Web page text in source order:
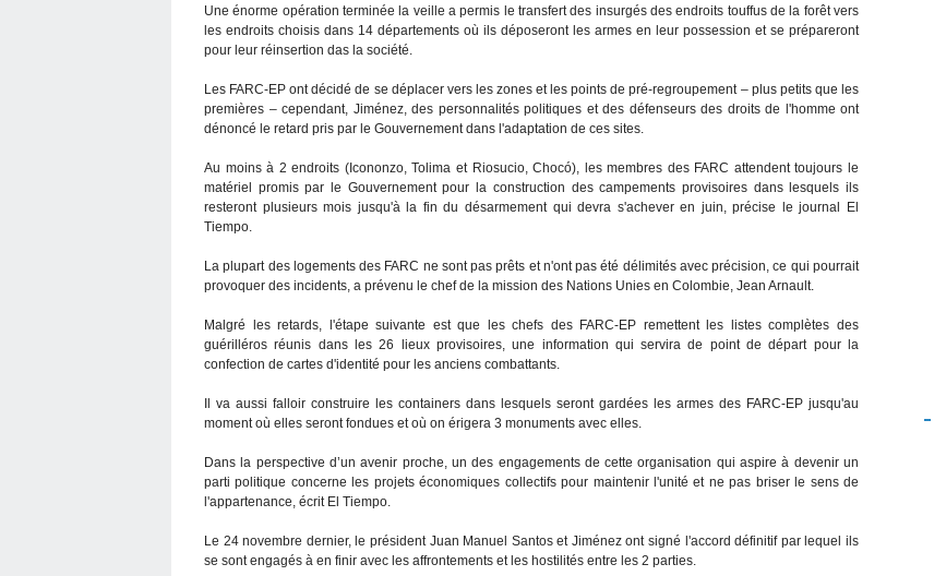
Une énorme opération terminée la veille a permis le transfert des insurgés des endroits touffus de la forêt vers
les endroits choisis dans 14 départements où ils déposeront les armes en leur possession et se prépareront
pour leur réinsertion das la société.
Les FARC-EP ont décidé de se déplacer vers les zones et les points de pré-regroupement – plus petits que les
premières – cependant, Jiménez, des personnalités politiques et des défenseurs des droits de l'homme ont
dénoncé le retard pris par le Gouvernement dans l'adaptation de ces sites.
Au moins à 2 endroits (Icononzo, Tolima et Riosucio, Chocó), les membres des FARC attendent toujours le
matériel promis par le Gouvernement pour la construction des campements provisoires dans lesquels ils
resteront plusieurs mois jusqu'à la fin du désarmement qui devra s'achever en juin, précise le journal El
Tiempo.
La plupart des logements des FARC ne sont pas prêts et n'ont pas été délimités avec précision, ce qui pourrait
provoquer des incidents, a prévenu le chef de la mission des Nations Unies en Colombie, Jean Arnault.
Malgré les retards, l'étape suivante est que les chefs des FARC-EP remettent les listes complètes des
guérilléros réunis dans les 26 lieux provisoires, une information qui servira de point de départ pour la
confection de cartes d'identité pour les anciens combattants.
Il va aussi falloir construire les containers dans lesquels seront gardées les armes des FARC-EP jusqu'au
moment où elles seront fondues et où on érigera 3 monuments avec elles.
Dans la perspective d’un avenir proche, un des engagements de cette organisation qui aspire à devenir un
parti politique concerne les projets économiques collectifs pour maintenir l'unité et ne pas briser le sens de
l'appartenance, écrit El Tiempo.
Le 24 novembre dernier, le président Juan Manuel Santos et Jiménez ont signé l'accord définitif par lequel ils
se sont engagés à en finir avec les affrontements et les hostilités entre les 2 parties.